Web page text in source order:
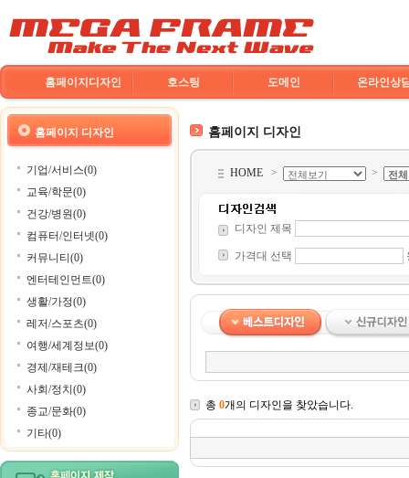
홈페이지디자인 호스팅 도메인 온라인상
홈페이지 디자인
기업/서비스(0)
교육/학문(0)
건강/병원(0)
컴퓨터/인터넷(0)
커뮤니티(0)
엔터테인먼트(0)
생활/가정(0)
레저/스포츠(0)
여행/세계정보(0)
경제/재테크(0)
사회/정치(0)
종교/문화(0)
기타(0)
홈페이지 디자인
HOME > >
디자인 제목
가격대 선택
총 0개의 디자인을 찾았습니다.